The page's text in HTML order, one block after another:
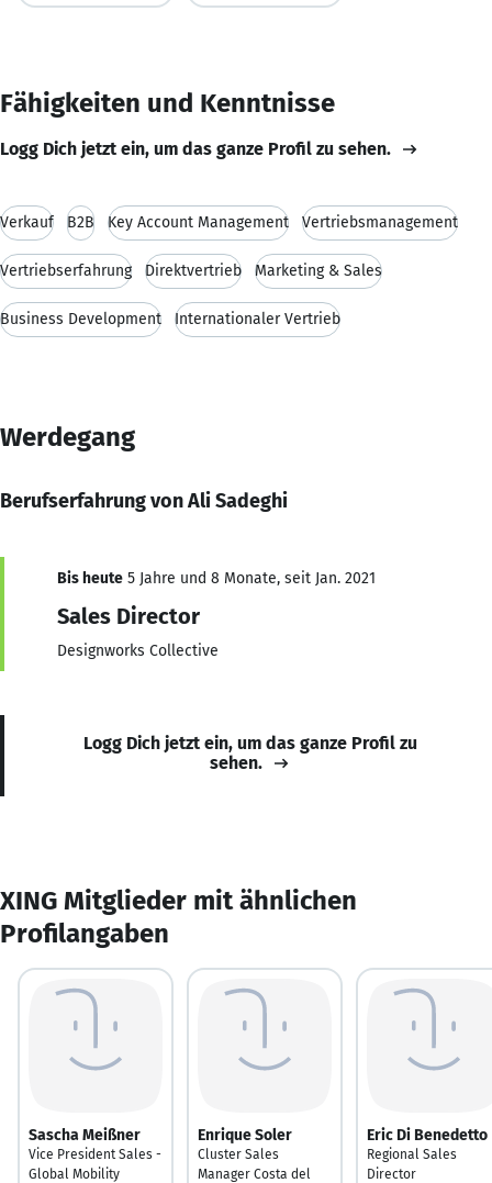
Fähigkeiten und Kenntnisse
Logg Dich jetzt ein, um das ganze Profil zu sehen.
Verkauf B2B Key Account Management Vertriebsmanagement
Vertriebserfahrung Direktvertrieb Marketing & Sales
Business Development Internationaler Vertrieb
Werdegang
Berufserfahrung von Ali Sadeghi
Bis heute 5 Jahre und 8 Monate, seit Jan. 2021
Sales Director
Designworks Collective
Logg Dich jetzt ein, um das ganze Profil zu
sehen.
XING Mitglieder mit ähnlichen
Profilangaben
Sascha Meißner
Vice President Sales -
Global Mobility
Enrique Soler
Cluster Sales
Manager Costa del
Eric Di Benedetto
Regional Sales
Director